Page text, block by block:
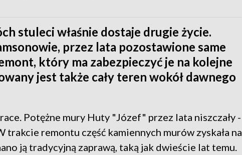
stuleci właśnie dostaje drugie życie.
przez lata pozostawione same
który ma zabezpieczyć je na kolejne
jest także cały teren wokół dawnego
Potężne mury Huty "Józef" przez lata niszczały -
trakcie remontu część kamiennych murów zyskała na
ją tradycyjną zaprawą, taką jak dwieście lat temu.